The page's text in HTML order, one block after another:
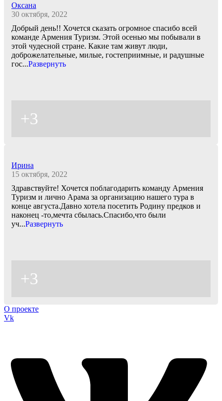
Оксана
30 октября, 2022
Добрый день!! Хочется сказать огромное спасибо всей
команде Армения Туризм. Этой осенью мы побывали в
этой чудесной стране. Какие там живут люди,
доброжелательные, милые, гостеприимные, и радушные
гос...Развернуть
+3
Ирина
15 октября, 2022
Здравствуйте! Хочется поблагодарить команду Армения
Туризм и лично Арама за организацию нашего тура в
конце августа.Давно хотела посетить Родину предков и
наконец -то,мечта сбылась.Спасибо,что были
уч...Развернуть
+3
О проекте
Vk